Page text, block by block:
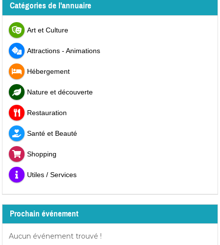
Catégories de l'annuaire
Art et Culture
Attractions - Animations
Hébergement
Nature et découverte
Restauration
Santé et Beauté
Shopping
Utiles / Services
Prochain événement
Aucun événement trouvé !